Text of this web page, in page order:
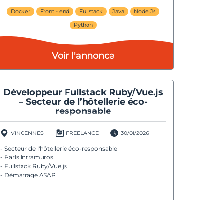
Docker Front - end Fullstack Java
Node.Js
Python
Voir l'annonce
Développeur Fullstack Ruby/Vue.js
– Secteur de l’hôtellerie éco-
responsable
VINCENNES FREELANCE 30/01/2026
- Secteur de l'hôtellerie éco-responsable
- Paris intramuros
- Fullstack Ruby/Vue.js
- Démarrage ASAP